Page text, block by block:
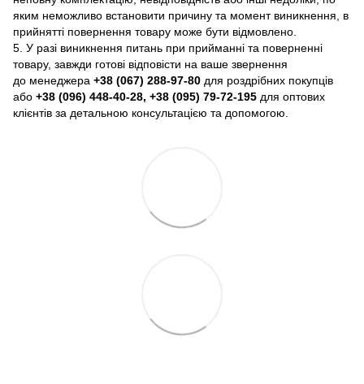
яким неможливо встановити причину та момент виникнення, в
прийнятті повернення товару може бути відмовлено.
5. У разі виникнення питань при прийманні та поверненні
товару, завжди готові відповісти на ваше звернення
до менеджера +38 (067) 288-97-80 для роздрібних покупців
або +38 (096) 448-40-28, +38 (095) 79-72-195 для оптових
клієнтів за детальною консультацією та допомогою.